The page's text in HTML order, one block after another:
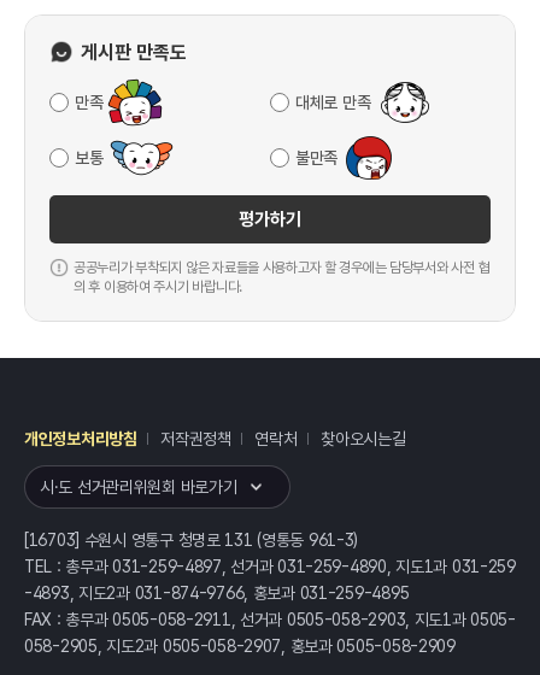
게시판 만족도
만족 대체로 만족
보통 불만족
평가하기
공공누리가 부착되지 않은 자료들을 사용하고자 할 경우에는 담당부서와 사전 협
의 후 이용하여 주시기 바랍니다.
개인정보처리방침 저작권정책 연락처 찾아오시는길
시·도 선거관리위원회 바로가기
[16703] 수원시 영통구 청명로 131 (영통동 961-3)
TEL : 총무과 031-259-4897, 선거과 031-259-4890, 지도1과 031-259
-4893, 지도2과 031-874-9766, 홍보과 031-259-4895
FAX : 총무과 0505-058-2911, 선거과 0505-058-2903, 지도1과 0505-
058-2905, 지도2과 0505-058-2907, 홍보과 0505-058-2909